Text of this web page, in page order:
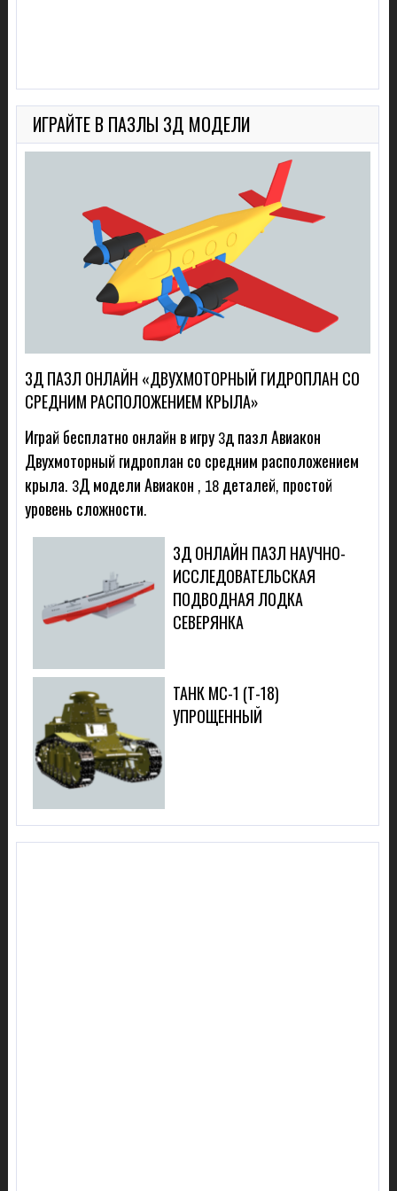
ИГРАЙТЕ В ПАЗЛЫ 3Д МОДЕЛИ
3Д ПАЗЛ ОНЛАЙН «ДВУХМОТОРНЫЙ ГИДРОПЛАН СО
СРЕДНИМ РАСПОЛОЖЕНИЕМ КРЫЛА»
Играй бесплатно онлайн в игру 3д пазл Авиакон
Двухмоторный гидроплан со средним расположением
крыла. 3Д модели Авиакон , 18 деталей, простой
уровень сложности.
3Д ОНЛАЙН ПАЗЛ НАУЧНО-
ИССЛЕДОВАТЕЛЬСКАЯ
ПОДВОДНАЯ ЛОДКА
СЕВЕРЯНКА
ТАНК МС-1 (Т-18)
УПРОЩЕННЫЙ